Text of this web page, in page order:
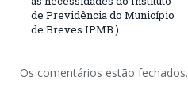
de Previdência do Município
de Breves IPMB.)
Os comentários estão fechados.